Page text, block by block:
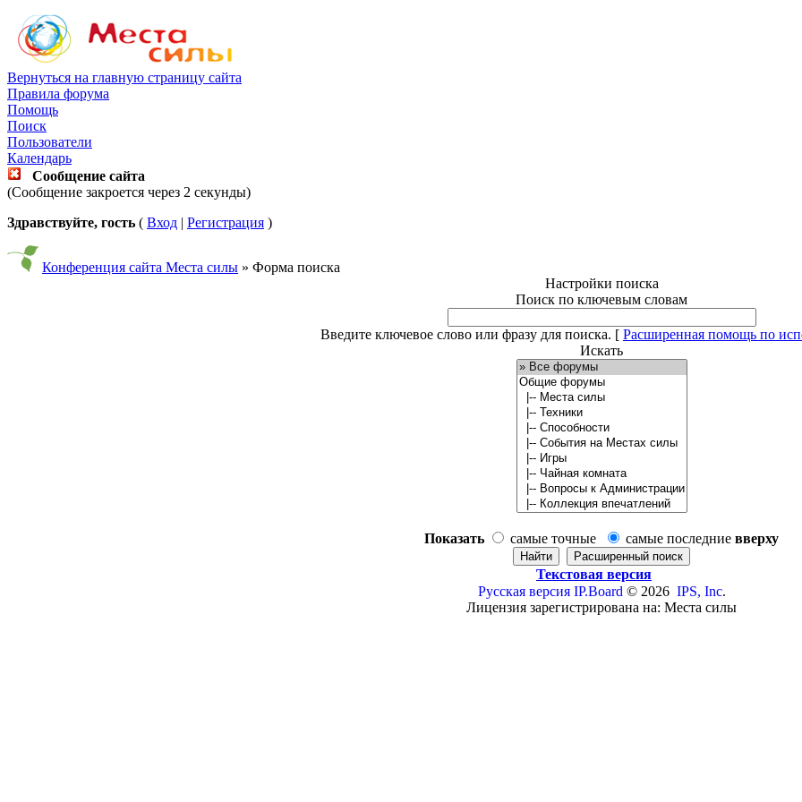
Вернуться на главную страницу сайта
Правила форума
Помощь
Поиск
Пользователи
Календарь
Сообщение сайта
(Сообщение закроется через 2 секунды)
Здравствуйте, гость ( Вход | Регистрация )
Конференция сайта Места силы » Форма поиска
Настройки поиска
Поиск по ключевым словам
Введите ключевое слово или фразу для поиска. [ Расширенная помощь по
Искать
Показать самые точные самые последние вверху
Текстовая версия
Русская версия IP.Board © 2026 IPS, Inc.
Лицензия зарегистрирована на: Места силы